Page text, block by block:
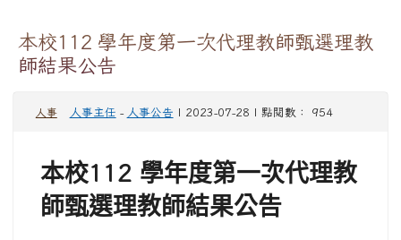
本校112 學年度第一次代理教師甄選理教
師結果公告
人事 人事主任 - 人事公告 | 2023-07-28 | 點閱數： 954
本校112 學年度第一次代理教
師甄選理教師結果公告